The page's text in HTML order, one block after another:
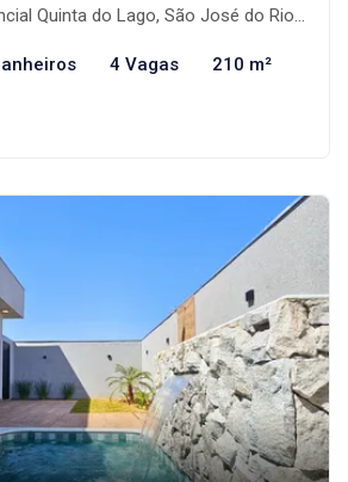
Quinta do Lago, São José do Rio Preto-SP
4 Vagas 210 m²